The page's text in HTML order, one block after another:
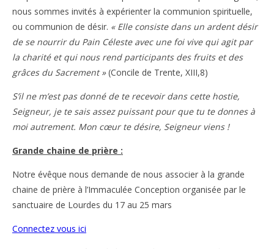
nous sommes invités à expérienter la communion spirituelle,
ou communion de désir. « Elle consiste dans un ardent désir
de se nourrir du Pain Céleste avec une foi vive qui agit par
la charité et qui nous rend participants des fruits et des
grâces du Sacrement »(Concile de Trente, XIII,8)
S’il ne m’est pas donné de te recevoir dans cette hostie,
Seigneur, je te sais assez puissant pour que tu te donnes à
moi autrement. Mon cœur te désire, Seigneur viens !
Grande chaine de prière :
Notre évêque nous demande de nous associer à la grande
chaine de prière à l’Immaculée Conception organisée par le
sanctuaire de Lourdes du 17 au 25 mars
Connectez vous ici